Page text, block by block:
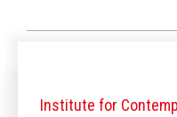
Institute for